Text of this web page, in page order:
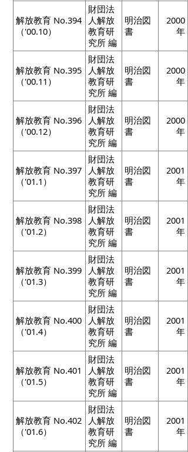
解放教育 No.394
（'00.10）
財団法
人解放
教育研
究所 編
明治図
書
2000
年
解放教育 No.395
（'00.11）
財団法
人解放
教育研
究所 編
明治図
書
2000
年
解放教育 No.396
（'00.12）
財団法
人解放
教育研
究所 編
明治図
書
2000
年
解放教育 No.397
（'01.1）
財団法
人解放
教育研
究所 編
明治図
書
2001
年
解放教育 No.398
（'01.2）
財団法
人解放
教育研
究所 編
明治図
書
2001
年
解放教育 No.399
（'01.3）
財団法
人解放
教育研
究所 編
明治図
書
2001
年
解放教育 No.400
（'01.4）
財団法
人解放
教育研
究所 編
明治図
書
2001
年
解放教育 No.401
（'01.5）
財団法
人解放
教育研
究所 編
明治図
書
2001
年
解放教育 No.402
（'01.6）
財団法
人解放
教育研
究所 編
明治図
書
2001
年